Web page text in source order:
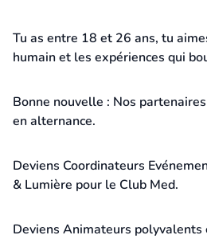
Tu as entre 18 et 26 ans, tu
humain et les expériences qui
Bonne nouvelle : Nos
en alternance.
Deviens Coordinateurs
& Lumière pour le Club Med.
Deviens Animateurs polyvalents